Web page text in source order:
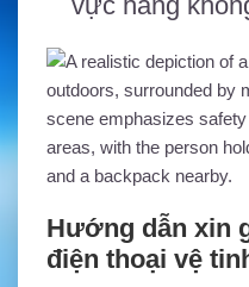
Hướng dẫn xin
điện thoại vệ